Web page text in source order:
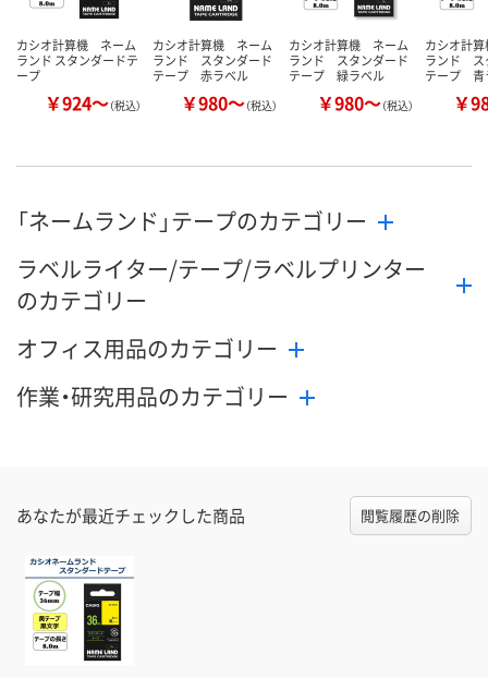
カシオ計算機 ネーム
ランド スタンダードテ
ープ
￥924～（税込）
カシオ計算機 ネーム
ランド スタンダード
テープ 赤ラベル
￥980～（税込）
カシオ計算機 ネーム
ランド スタンダード
テープ 緑ラベル
￥980～（税込）
カシオ計
ランド ス
テープ 青
￥
「ネームランド」テープのカテゴリー
ラベルライター/テープ/ラベルプリンター
のカテゴリー
オフィス用品のカテゴリー
作業・研究用品のカテゴリー
あなたが最近チェックした商品 閲覧履歴の削除